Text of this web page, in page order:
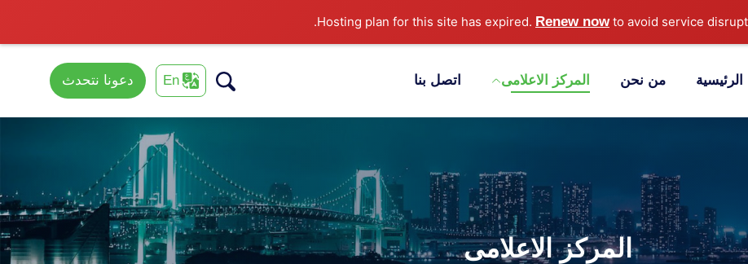
Renew nowto avoid service
الرئيسية من نحن المركز الاعلامى اتصل بنا En دعونا نتحدث
المركز الاعلامى